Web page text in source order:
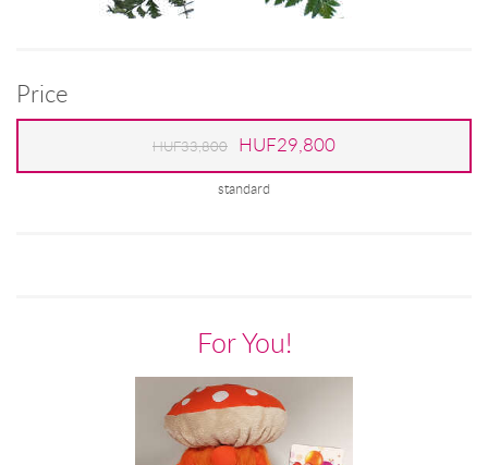
Price
HUF33,800 HUF29,800
standard
For You!